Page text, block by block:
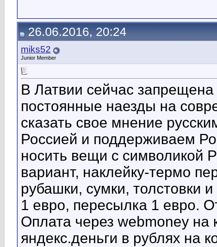
26.06.2016, 20:24
miks52
Junior Member
В Латвии сейчас запрещена
постоянные наезды на
сказать свое мнение
Россией и поддерживаем
носить вещи с символикой
вариант, наклейку-термо
рубашки, сумки, толстовки
1 евро, пересылка 1 евро.
Оплата через webmoney
яндекс.деньги в рублях на